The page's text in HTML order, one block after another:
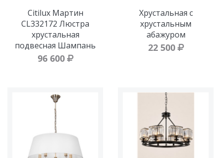
Citilux Мартин
CL332172 Люстра
хрустальная
подвесная Шампань
96 600
Хрустальная с
хрустальным
абажуром
22 500